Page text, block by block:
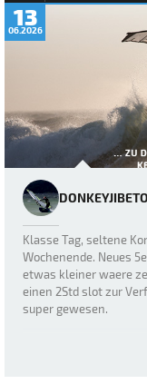
13
06.2026
Klasse Tag, seltene
Wochenende. Neues
etwas kleiner waere
einen 2Std slot zur
super gewesen.